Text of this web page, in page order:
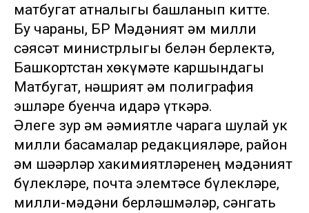
матбугат атналыгы башланып китте.
Бу чараны, БР Мәдәният һәм милли
сәясәт министрлыгы белән берлектә,
Башкортстан хөкүмәте каршындагы
Матбугат, нәшрият һәм полиграфия
эшләре буенча идарә үткәрә.
Әлеге зур һәм әһәмиятле чарага шулай ук
милли басамалар редакцияләре, район
һәм шәһәрләр хакимиятләренең мәдәният
бүлекләре, почта элемтәсе бүлекләре,
милли-мәдәни берләшмәләр, сәнгать